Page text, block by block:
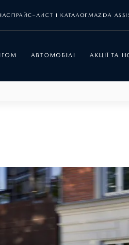
ПРАЙС–ЛИСТ І КАТАЛОГMAZDA
АВТОМОБІЛІ АКЦІЇ ТА